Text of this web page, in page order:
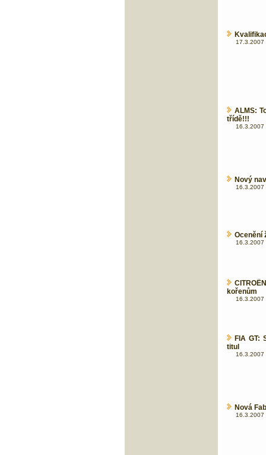
17.3.2007
ALMS:
třídě!!!
16.3.2007
Nový
16.3.2007
Ocenění
16.3.2007
kořenům
16.3.2007
FIA GT:
titul
16.3.2007
Nová
16.3.2007